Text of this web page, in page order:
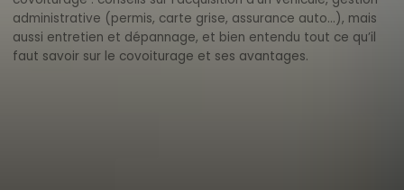
administrative (permis, carte grise, assurance auto…), mais
aussi entretien et dépannage, et bien entendu tout ce qu’il
faut savoir sur le covoiturage et ses avantages.